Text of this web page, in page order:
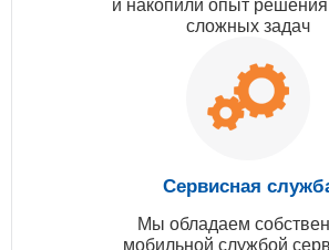
и накопили опыт
сложных задач
Сервисная
Мы обладаем
мобильной службой